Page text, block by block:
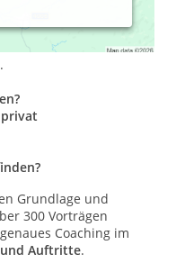
achtsame Gespräche
Ihrer
undPräzisionsind
Grundlage und
300 Vorträgen
Coaching im
und Auftritte.